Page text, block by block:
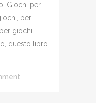
Giochi per
per
giochi.
questo libro